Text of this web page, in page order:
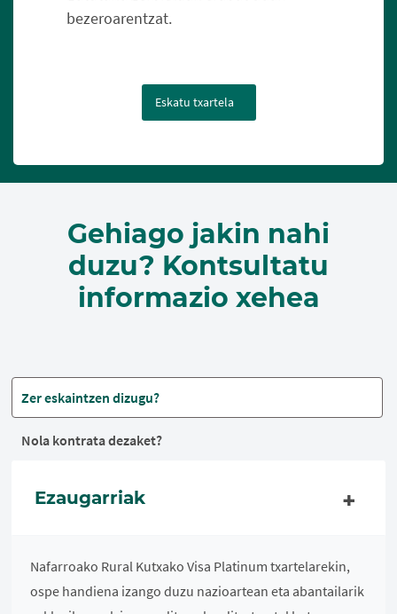
bezeroarentzat.
Eskatu txartela
Gehiago jakin nahi
duzu? Kontsultatu
informazio xehea
Zer eskaintzen dizugu?
Nola kontrata dezaket?
Ezaugarriak
Nafarroako Rural Kutxako Visa Platinum txartelarekin,
ospe handiena izango duzu nazioartean eta abantailarik